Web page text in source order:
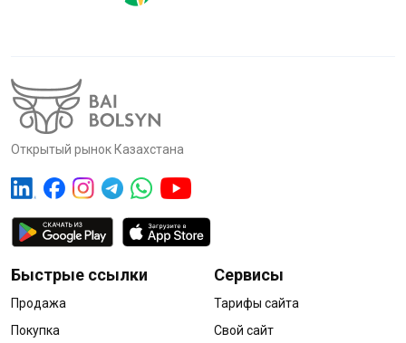
Открытый рынок Казахстана
Быстрые ссылки
Продажа
Покупка
Сервисы
Тарифы сайта
Свой сайт